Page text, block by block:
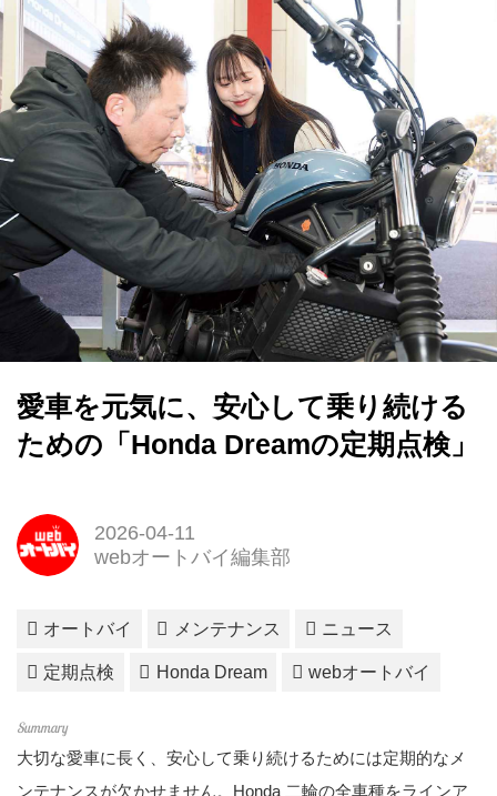
愛車を元気に、安心して乗り続ける
ための「Honda Dreamの定期点検」
2026-04-11
webオートバイ編集部
オートバイ メンテナンス ニュース
定期点検 Honda Dream webオートバイ
大切な愛車に長く、安心して乗り続けるためには定期的なメ
ンテナンスが欠かせません。Honda 二輪の全車種をラインア